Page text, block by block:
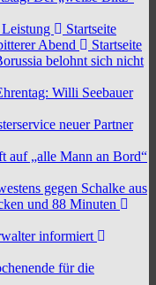
Startseite
Abend
Startseite
belohnt sich nicht
Willi Seebauer
neuer Partner
auf „alle Mann an Bord“
gegen Schalke aus
und 88 Minuten
informiert
für die